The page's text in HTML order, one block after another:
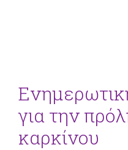
για την
καρκίνου